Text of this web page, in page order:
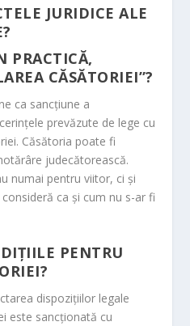
JURIDICE ALE
PRACTICĂ,
CĂSĂTORIEI”?
ca sancţiune a
prevăzute de lege cu
Căsătoria poate fi
judecătorească.
numai pentru viitor, ci şi
ca şi cum nu s-ar fi
PENTRU
dispoziţiilor legale
este sancţionată cu